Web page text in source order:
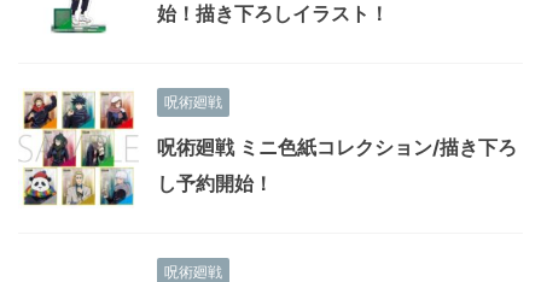
始！描き下ろしイラスト！
呪術廻戦
呪術廻戦 ミニ色紙コレクション/描き下ろ
し予約開始！
呪術廻戦